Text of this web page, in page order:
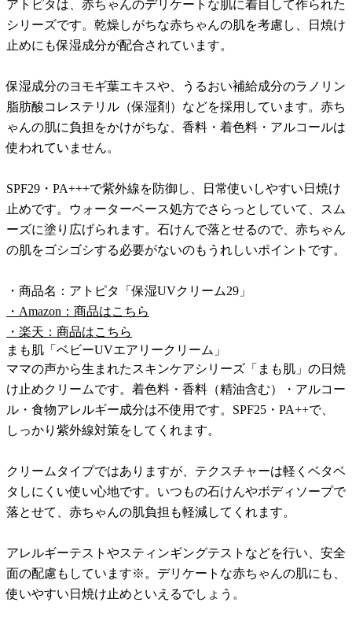
アトピタは、赤ちゃんのデリケートな肌に着目して作られた
シリーズです。乾燥しがちな赤ちゃんの肌を考慮し、日焼け
止めにも保湿成分が配合されています。
保湿成分のヨモギ葉エキスや、うるおい補給成分のラノリン
脂肪酸コレステリル（保湿剤）などを採用しています。赤ち
ゃんの肌に負担をかけがちな、香料・着色料・アルコールは
使われていません。
SPF29・PA+++で紫外線を防御し、日常使いしやすい日焼け
止めです。ウォーターベース処方でさらっとしていて、スム
ーズに塗り広げられます。石けんで落とせるので、赤ちゃん
の肌をゴシゴシする必要がないのもうれしいポイントです。
・商品名：アトピタ「保湿UVクリーム29」
・Amazon：商品はこちら
・楽天：商品はこちら
まも肌「ベビーUVエアリークリーム」
ママの声から生まれたスキンケアシリーズ「まも肌」の日焼
け止めクリームです。着色料・香料（精油含む）・アルコー
ル・食物アレルギー成分は不使用です。SPF25・PA++で、
しっかり紫外線対策をしてくれます。
クリームタイプではありますが、テクスチャーは軽くベタベ
タしにくい使い心地です。いつもの石けんやボディソープで
落とせて、赤ちゃんの肌負担も軽減してくれます。
アレルギーテストやスティンギングテストなどを行い、安全
面の配慮もしています※。デリケートな赤ちゃんの肌にも、
使いやすい日焼け止めといえるでしょう。